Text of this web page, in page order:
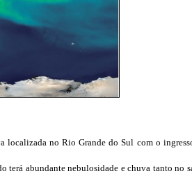
localizada no Rio Grande do Sul com o
terá abundante nebulosidade e chuva tanto no